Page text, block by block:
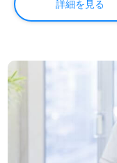
詳細を見る